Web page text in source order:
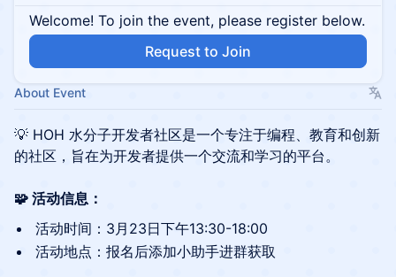
Welcome! To join the event, please register below.
Request to Join
About Event
💡 HOH 水分子开发者社区是一个专注于编程、教育和创新
的社区，旨在为开发者提供一个交流和学习的平台。
🧩 活动信息：
​活动时间：3月23日下午13:30-18:00
​活动地点：报名后添加小助手进群获取